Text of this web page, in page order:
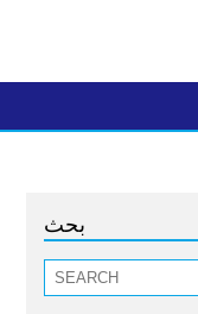
بحث